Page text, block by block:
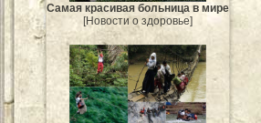
Самая красивая больница в мире
[Новости о здоровье]